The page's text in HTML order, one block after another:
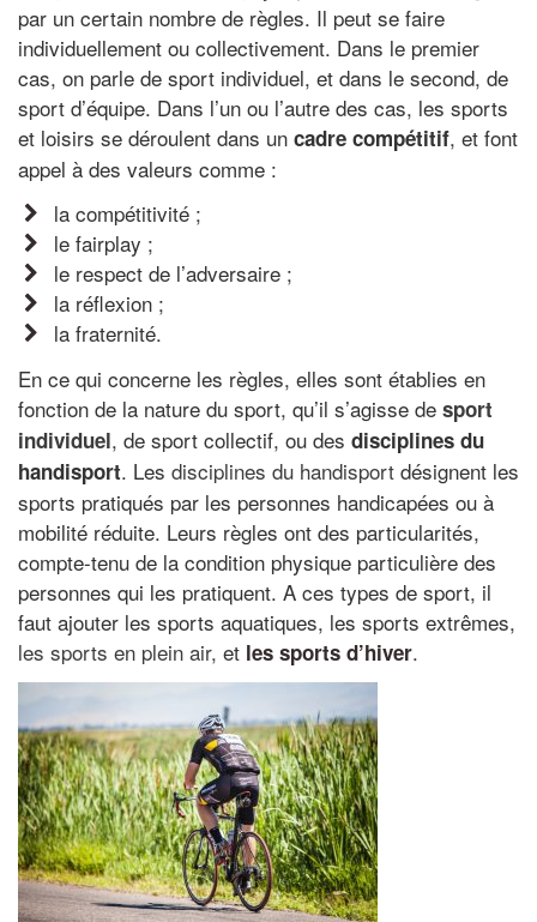
par un certain nombre de règles. Il peut se faire
individuellement ou collectivement. Dans le premier
cas, on parle de sport individuel, et dans le second, de
sport d’équipe. Dans l’un ou l’autre des cas, les sports
et loisirs se déroulent dans un cadre compétitif, et font
appel à des valeurs comme :
la compétitivité ;
le fairplay ;
le respect de l’adversaire ;
la réflexion ;
la fraternité.
En ce qui concerne les règles, elles sont établies en
fonction de la nature du sport, qu’il s’agisse de sport
individuel, de sport collectif, ou des disciplines du
handisport. Les disciplines du handisport désignent les
sports pratiqués par les personnes handicapées ou à
mobilité réduite. Leurs règles ont des particularités,
compte-tenu de la condition physique particulière des
personnes qui les pratiquent. A ces types de sport, il
faut ajouter les sports aquatiques, les sports extrêmes,
les sports en plein air, et les sports d’hiver.